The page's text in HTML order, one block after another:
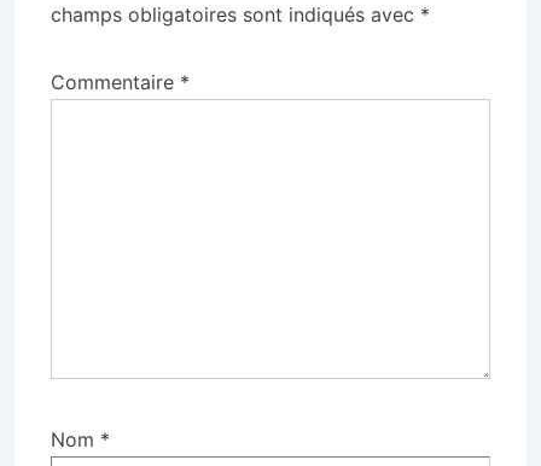
champs obligatoires sont indiqués avec *
Commentaire *
Nom *